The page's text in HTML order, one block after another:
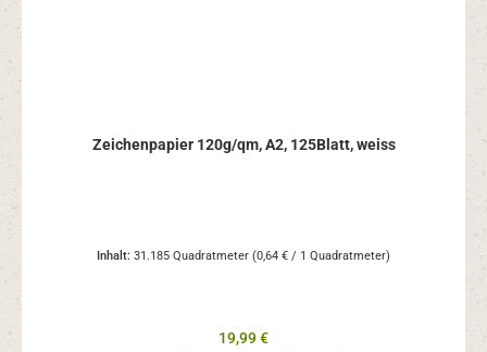
Zeichenpapier 120g/qm, A2, 125Blatt, weiss
Inhalt: 31.185 Quadratmeter (0,64 € / 1 Quadratmeter)
Regulärer Preis:
19,99 €